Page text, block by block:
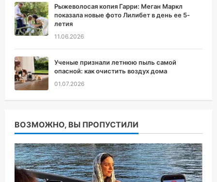
Рыжеволосая копия Гарри: Меган Маркл
показала новые фото Лилибет в день ее 5-
летия
11.06.2026
Ученые признали летнюю пыль самой
опасной: как очистить воздух дома
01.07.2026
ВОЗМОЖНО, ВЫ ПРОПУСТИЛИ